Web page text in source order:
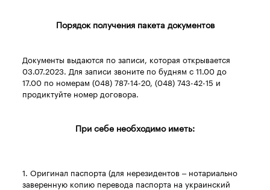
Порядок получения пакета документов
Документы выдаются по записи, которая открывается
03.07.2023. Для записи звоните по будням с 11.00 до
17.00 по номерам (048) 787-14-20, (048) 743-42-15 и
продиктуйте номер договора.
При себе необходимо иметь:
1. Оригинал паспорта (для нерезидентов – нотариально
заверенную копию перевода паспорта на украинский